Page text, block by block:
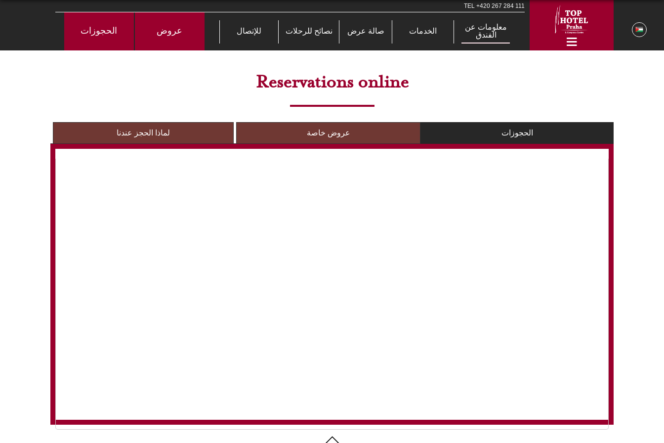
TEL +420 267 284 111
معلومات عن
الفندق
الخدمات صالة عرض نصائح للرحلات للإتصال عروض الحجوزات
Reservations online
الحجوزات عروض خاصة لماذا الحجز عندنا